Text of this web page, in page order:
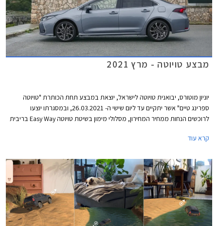
מבצע טויוטה - מרץ 2021
יוניון מוטורס, יבואנית טויוטה לישראל, יוצאת במבצע תחת הכותרת "טויוטה
ספרינג טיים" אשר יתקיים עד ליום שישי ה- 26.03.2021, ובמסגרתו יוצעו
לרוכשים הנחות ממחיר המחירון, מסלולי מימון בשיטת טויוטה Easy Way בריבית
קרא עוד